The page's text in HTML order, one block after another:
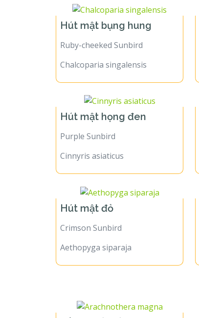
Hút mật bụng hung
Ruby-cheeked Sunbird
Chalcoparia singalensis
Hút mật họng đen
Purple Sunbird
Cinnyris asiaticus
Hút mật đỏ
Crimson Sunbird
Aethopyga siparaja